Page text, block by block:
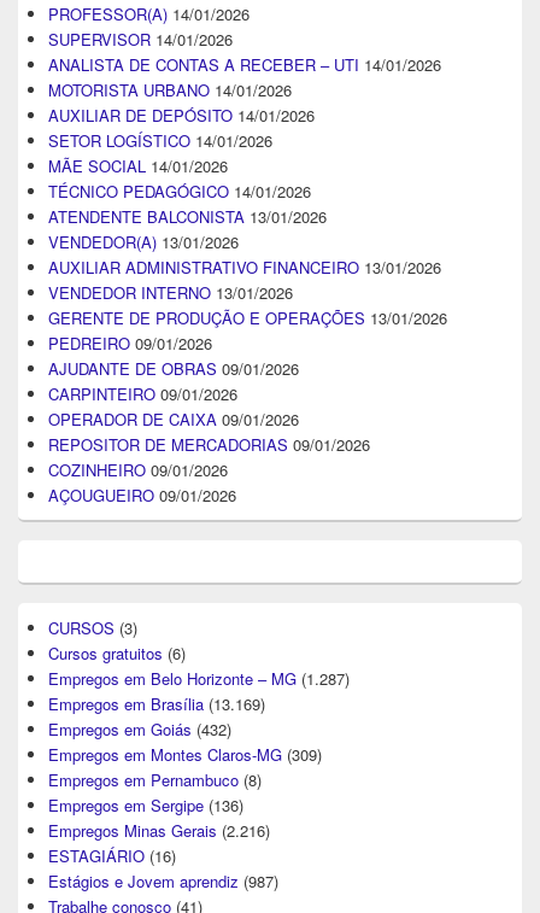
PROFESSOR(A) 14/01/2026
SUPERVISOR 14/01/2026
ANALISTA DE CONTAS A RECEBER – UTI 14/01/2026
MOTORISTA URBANO 14/01/2026
AUXILIAR DE DEPÓSITO 14/01/2026
SETOR LOGÍSTICO 14/01/2026
MÃE SOCIAL 14/01/2026
TÉCNICO PEDAGÓGICO 14/01/2026
ATENDENTE BALCONISTA 13/01/2026
VENDEDOR(A) 13/01/2026
AUXILIAR ADMINISTRATIVO FINANCEIRO 13/01/2026
VENDEDOR INTERNO 13/01/2026
GERENTE DE PRODUÇÃO E OPERAÇÕES 13/01/2026
PEDREIRO 09/01/2026
AJUDANTE DE OBRAS 09/01/2026
CARPINTEIRO 09/01/2026
OPERADOR DE CAIXA 09/01/2026
REPOSITOR DE MERCADORIAS 09/01/2026
COZINHEIRO 09/01/2026
AÇOUGUEIRO 09/01/2026
CURSOS (3)
Cursos gratuitos (6)
Empregos em Belo Horizonte – MG (1.287)
Empregos em Brasília (13.169)
Empregos em Goiás (432)
Empregos em Montes Claros-MG (309)
Empregos em Pernambuco (8)
Empregos em Sergipe (136)
Empregos Minas Gerais (2.216)
ESTAGIÁRIO (16)
Estágios e Jovem aprendiz (987)
Trabalhe conosco (41)